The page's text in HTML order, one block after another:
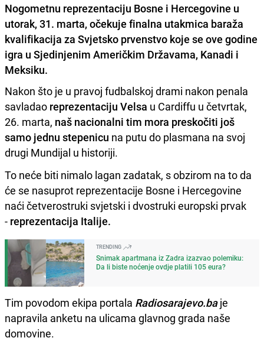
Nogometnu reprezentaciju Bosne i Hercegovine u
utorak, 31. marta, očekuje finalna utakmica baraža
kvalifikacija za Svjetsko prvenstvo koje se ove godine
igra u Sjedinjenim Američkim Državama, Kanadi i
Meksiku.
Nakon što je u pravoj fudbalskoj drami nakon penala
savladao reprezentaciju Velsa u Cardiffu u četvrtak,
26. marta, naš nacionalni tim mora preskočiti još
samo jednu stepenicu na putu do plasmana na svoj
drugi Mundijal u historiji.
To neće biti nimalo lagan zadatak, s obzirom na to da
će se nasuprot reprezentacije Bosne i Hercegovine
naći četverostruki svjetski i dvostruki europski prvak
- reprezentacija Italije.
TRENDING
Snimak apartmana iz Zadra izazvao polemiku:
Da li biste noćenje ovdje platili 105 eura?
Tim povodom ekipa portala Radiosarajevo.baje
napravila anketu na ulicama glavnog grada naše
domovine.